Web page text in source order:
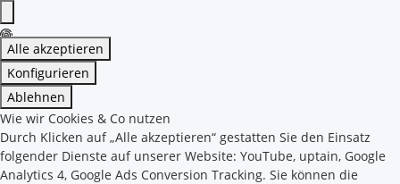
Alle akzeptieren
Konfigurieren
Ablehnen
Wie wir Cookies & Co nutzen
Durch Klicken auf „Alle akzeptieren“ gestatten Sie den Einsatz
folgender Dienste auf unserer Website: YouTube, uptain, Google
Analytics 4, Google Ads Conversion Tracking. Sie können die